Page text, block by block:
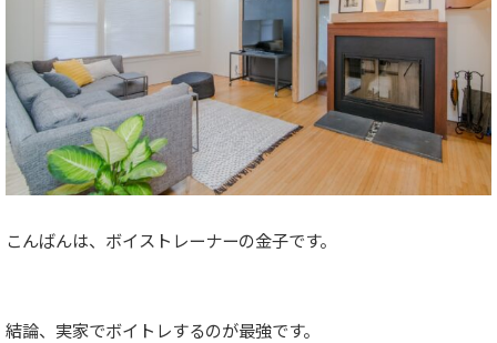
こんばんは、ボイストレーナーの金子です。
結論、実家でボイトレするのが最強です。